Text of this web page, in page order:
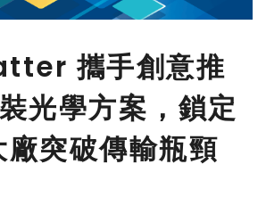
攜手創意推
光學方案，鎖定
突破傳輸瓶頸